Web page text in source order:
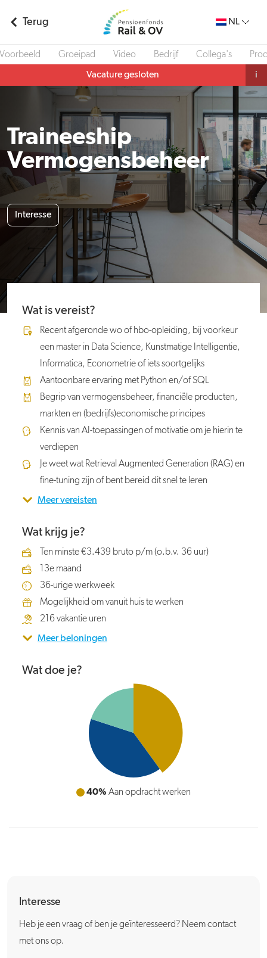
Terug NL
Voorbeeld Groeipad Video Bedrijf Collega's
Vacature gesloten i
Traineeship
Vermogensbeheer
Interesse
Wat is vereist?
Recent afgeronde wo of hbo-opleiding, bij voorkeur
een master in Data Science, Kunstmatige Intelligentie,
Informatica, Econometrie of iets soortgelijks
Aantoonbare ervaring met Python en/of SQL
Begrip van vermogensbeheer, financiële producten,
markten en (bedrijfs)economische principes
Kennis van AI-toepassingen of motivatie om je hierin te
verdiepen
Je weet wat Retrieval Augmented Generation (RAG) en
fine-tuning zijn of bent bereid dit snel te leren
Meer vereisten
Wat krijg je?
Ten minste €3.439 bruto p/m (o.b.v. 36 uur)
13e maand
36-urige werkweek
Mogelijkheid om vanuit huis te werken
216 vakantie uren
Meer beloningen
Wat doe je?
40%Afdeling ondersteunen
Interesse
Heb je een vraag of ben je geïnteresseerd? Neem contact
met ons op.